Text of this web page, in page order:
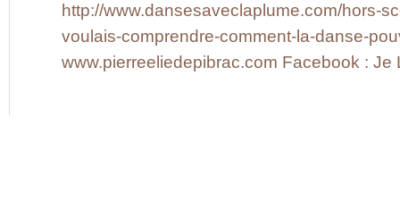
http://www.dansesaveclaplume.com/hors-
voulais-comprendre-comment-la-danse-
www.pierreeliedepibrac.com Facebook : Je